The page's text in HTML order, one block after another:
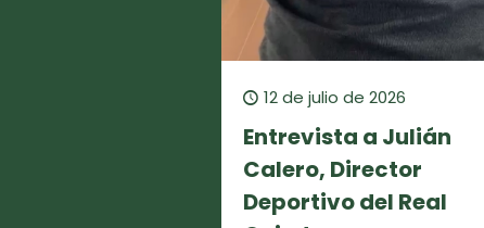
12 de julio de 2026
Entrevista a Julián
Calero, Director
Deportivo del Real